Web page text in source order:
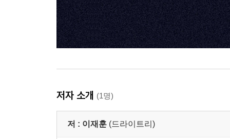
저자 소개 (1명)
저 : 이재훈 (드라이트리)